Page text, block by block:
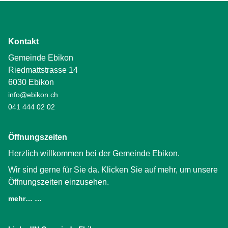
Kontakt
Gemeinde Ebikon
Riedmattstrasse 14
6030 Ebikon
info@ebikon.ch
041 444 02 02
Öffnungszeiten
Herzlich willkommen bei der Gemeinde Ebikon.
Wir sind gerne für Sie da. Klicken Sie auf mehr, um unsere
Öffnungszeiten einzusehen.
mehr… …